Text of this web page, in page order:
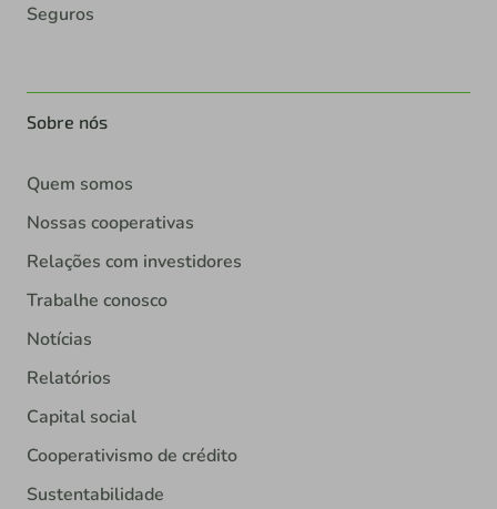
Seguros
Sobre nós
Quem somos
Nossas cooperativas
Relações com investidores
Trabalhe conosco
Notícias
Relatórios
Capital social
Cooperativismo de crédito
Sustentabilidade